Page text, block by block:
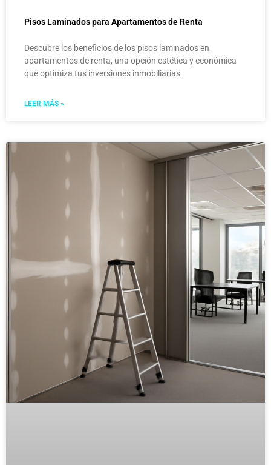
Pisos Laminados para Apartamentos de Renta
Descubre los beneficios de los pisos laminados en
apartamentos de renta, una opción estética y económica
que optimiza tus inversiones inmobiliarias.
LEER MÁS »